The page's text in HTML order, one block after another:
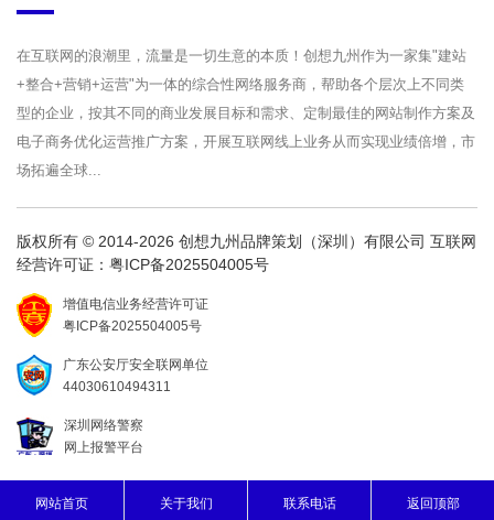
在互联网的浪潮里，流量是一切生意的本质！创想九州作为一家集"建站
+整合+营销+运营"为一体的综合性网络服务商，帮助各个层次上不同类
型的企业，按其不同的商业发展目标和需求、定制最佳的网站制作方案及
电子商务优化运营推广方案，开展互联网线上业务从而实现业绩倍增，市
场拓遍全球...
版权所有 © 2014-2026 创想九州品牌策划（深圳）有限公司 互联网
经营许可证： 粤ICP备2025504005号
增值电信业务经营许可证
粤ICP备2025504005号
广东公安厅安全联网单位
44030610494311
深圳网络警察
网上报警平台
网站首页 关于我们 联系电话 返回顶部